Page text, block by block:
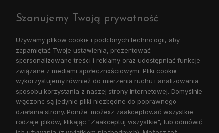
OBSŁUGA KLIENTA
POMOC
MOJE KONTO
Szanujemy Twoją prywatność
Używamy plików cookie i podobnych technologii, aby
zapamiętać Twoje ustawienia, prezentować
spersonalizowane treści i reklamy oraz udostępniać funkcje
związane z mediami społecznościowymi. Pliki cookie
wykorzystujemy również do mierzenia ruchu i analizowania
sposobu korzystania z naszej strony internetowej. Domyślnie
włączone są jedynie pliki niezbędne do poprawnego
działania strony. Poniżej możesz zaakceptować wszystkie
rodzaje plików, klikając "Zaakceptuj wszystkie", lub odmówić